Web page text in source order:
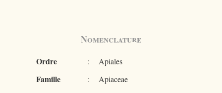
Nomenclature
Ordre : Apiales
Famille : Apiaceae